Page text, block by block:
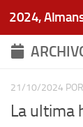
Saltar al
2024,
21/10/2024 POR
La ultima